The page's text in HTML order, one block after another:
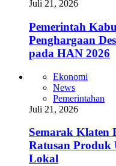
Juli 21, 2026
Pemerintah
Penghargaan
pada HAN 2026
Ekonomi
News
Pemerintahan
Juli 21, 2026
Semarak Klaten
Ratusan
Lokal